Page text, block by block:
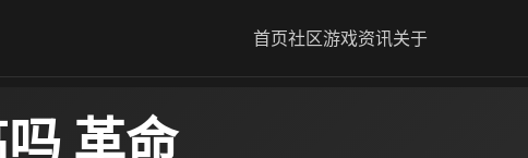
首页社区游戏资讯关于
革命